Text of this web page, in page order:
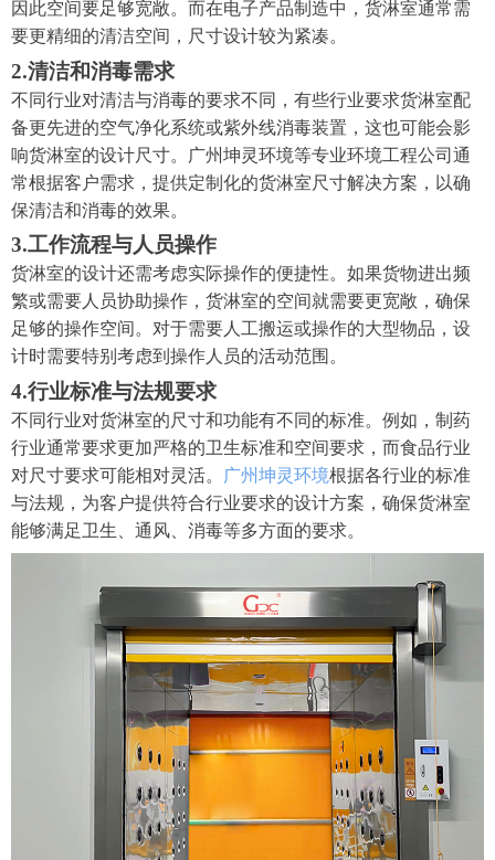
因此空间要足够宽敞。而在电子产品制造中，货淋室通常需
要更精细的清洁空间，尺寸设计较为紧凑。
2.清洁和消毒需求
不同行业对清洁与消毒的要求不同，有些行业要求货淋室配
备更先进的空气净化系统或紫外线消毒装置，这也可能会影
响货淋室的设计尺寸。广州坤灵环境等专业环境工程公司通
常根据客户需求，提供定制化的货淋室尺寸解决方案，以确
保清洁和消毒的效果。
3.工作流程与人员操作
货淋室的设计还需考虑实际操作的便捷性。如果货物进出频
繁或需要人员协助操作，货淋室的空间就需要更宽敞，确保
足够的操作空间。对于需要人工搬运或操作的大型物品，设
计时需要特别考虑到操作人员的活动范围。
4.行业标准与法规要求
不同行业对货淋室的尺寸和功能有不同的标准。例如，制药
行业通常要求更加严格的卫生标准和空间要求，而食品行业
对尺寸要求可能相对灵活。
广州坤灵环境根据各行业的标准
与法规，为客户提供符合行业要求的设计方案，确保货淋室
能够满足卫生、通风、消毒等多方面的要求。